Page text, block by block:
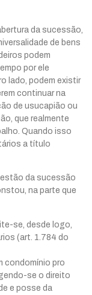
da sucessão,
de bens
podem
por ele
lado, podem existir
continuar na
de usucapião ou
que realmente
Quando isso
a título
da sucessão
na parte que
se, desde logo,
(art. 1.784 do
condomínio pro
se o direito
e posse da